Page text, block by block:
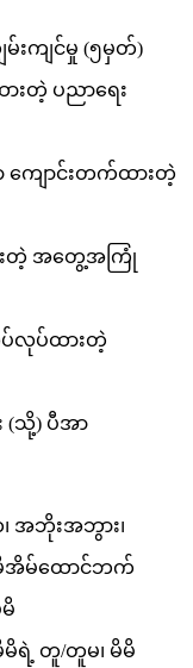
းကျင်မှု (၅မှတ်)
ားတဲ့ ပညာရေး
ကျောင်းတက်ထားတဲ့
းတဲ့ အတွေ့အကြုံ
ပ်လုပ်ထားတဲ့
(သို့) ပီအာ
၊ အဘိုးအဘွား၊
မိမိအိမ်ထောင်ဘက်
မိရဲ့ တူ/တူမ၊ မိမိ